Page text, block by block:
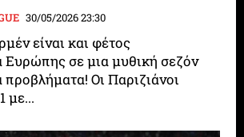
30/05/2026 23:30
είναι και φέτος
Ευρώπης σε μια μυθική σεζόν
Οι Παριζιάνοι
με...